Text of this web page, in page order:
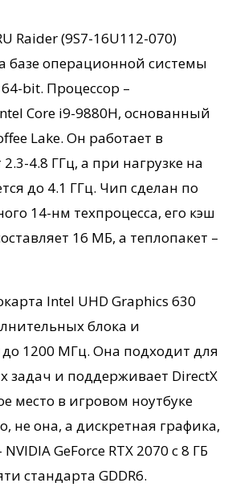
Raider (9S7-16U112-070)
базе операционной системы
bit. Процессор –
Core i9-9880H, основанный
Lake. Он работает в
4.8 ГГц, а при нагрузке на
до 4.1 ГГц. Чип сделан по
14-нм техпроцесса, его кэш
16 МБ, а теплопакет –
Intel UHD Graphics 630
блока и
до 1200 МГц. Она подходит для
задач и поддерживает DirectX
место в игровом ноутбуке
не она, а дискретная графика,
GeForce RTX 2070 с 8 ГБ
стандарта GDDR6.